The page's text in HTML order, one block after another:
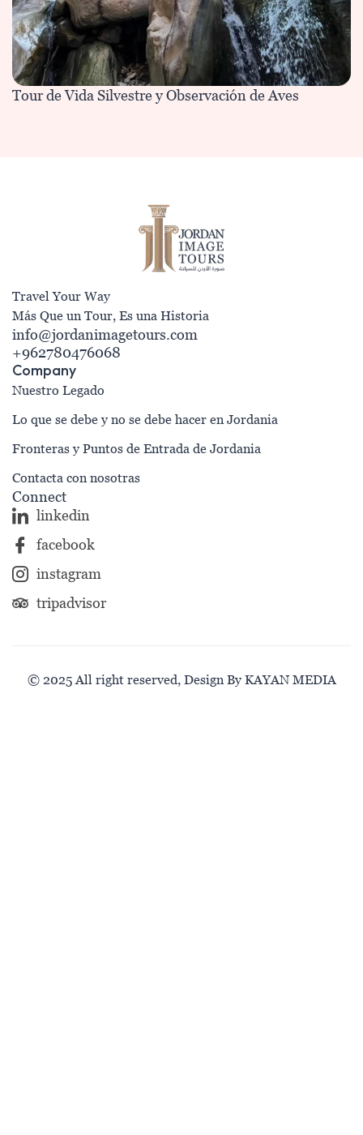
Tour de Vida Silvestre y Observación de Aves
Travel Your Way
Más Que un Tour, Es una Historia
info@jordanimagetours.com
+962780476068
Company
Nuestro Legado
Lo que se debe y no se debe hacer en Jordania
Fronteras y Puntos de Entrada de Jordania
Contacta con nosotras
Connect
linkedin
facebook
instagram
tripadvisor
© 2025 All right reserved, Design By KAYAN MEDIA